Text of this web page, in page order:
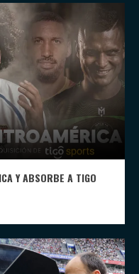
Y ABSORBE A TIGO